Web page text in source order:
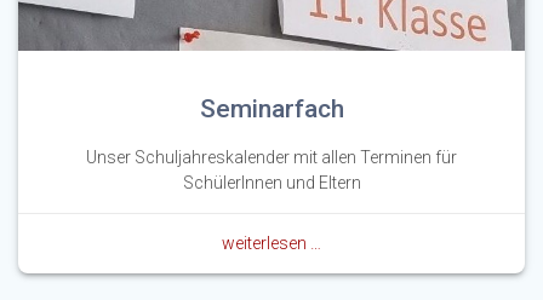
Seminarfach
Unser Schuljahreskalender mit allen Terminen für
SchülerInnen und Eltern
weiterlesen …